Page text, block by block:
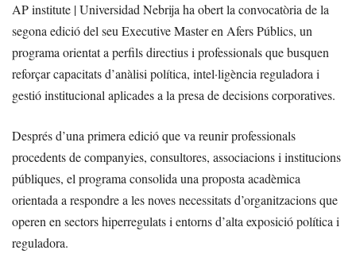
AP institute | Universidad Nebrija ha obert la convocatòria de la
segona edició del seu Executive Master en Afers Públics, un
programa orientat a perfils directius i professionals que busquen
reforçar capacitats d’anàlisi política, intel·ligència reguladora i
gestió institucional aplicades a la presa de decisions corporatives.
Després d’una primera edició que va reunir professionals
procedents de companyies, consultores, associacions i institucions
públiques, el programa consolida una proposta acadèmica
orientada a respondre a les noves necessitats d’organitzacions que
operen en sectors hiperregulats i entorns d’alta exposició política i
reguladora.